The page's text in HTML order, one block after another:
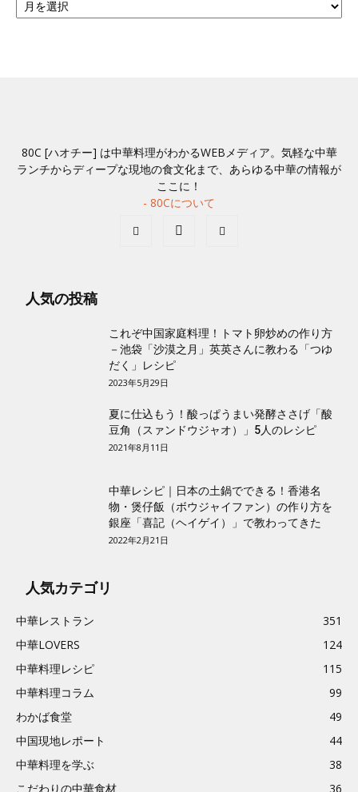
ー
80C [ハオチー] は中華料理がわかるWEBメディア。気軽な中華
ランチからディープな現地の食文化まで、あらゆる中華の情報が
ここに！
- 80Cについて
人気の投稿
これぞ中国家庭料理！トマト卵炒めの作り方
－池袋「沙漠之月」英英さんに教わる「つゆ
だく」レシピ
2023年5月29日
夏に仕込もう！酸っぱうまい発酵ささげ「酸
豆角（スァンドウジャオ）」5人のレシピ
2021年8月11日
中華レシピ｜日本の土鍋でできる！香港名
物・煲仔飯（ボウジャイファン）の作り方を
銀座「喜記（ヘイゲイ）」で教わってきた
2022年2月21日
人気カテゴリ
中華レストラン
351
中華LOVERS
124
中華料理レシピ
115
中華料理コラム
99
わかば食堂
49
中国現地レポート
44
中華料理を学ぶ
38
こだわりの中華食材
36